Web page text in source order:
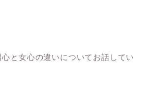
と女心の違いについてお話してい